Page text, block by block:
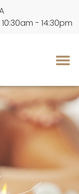
- 14:30pm